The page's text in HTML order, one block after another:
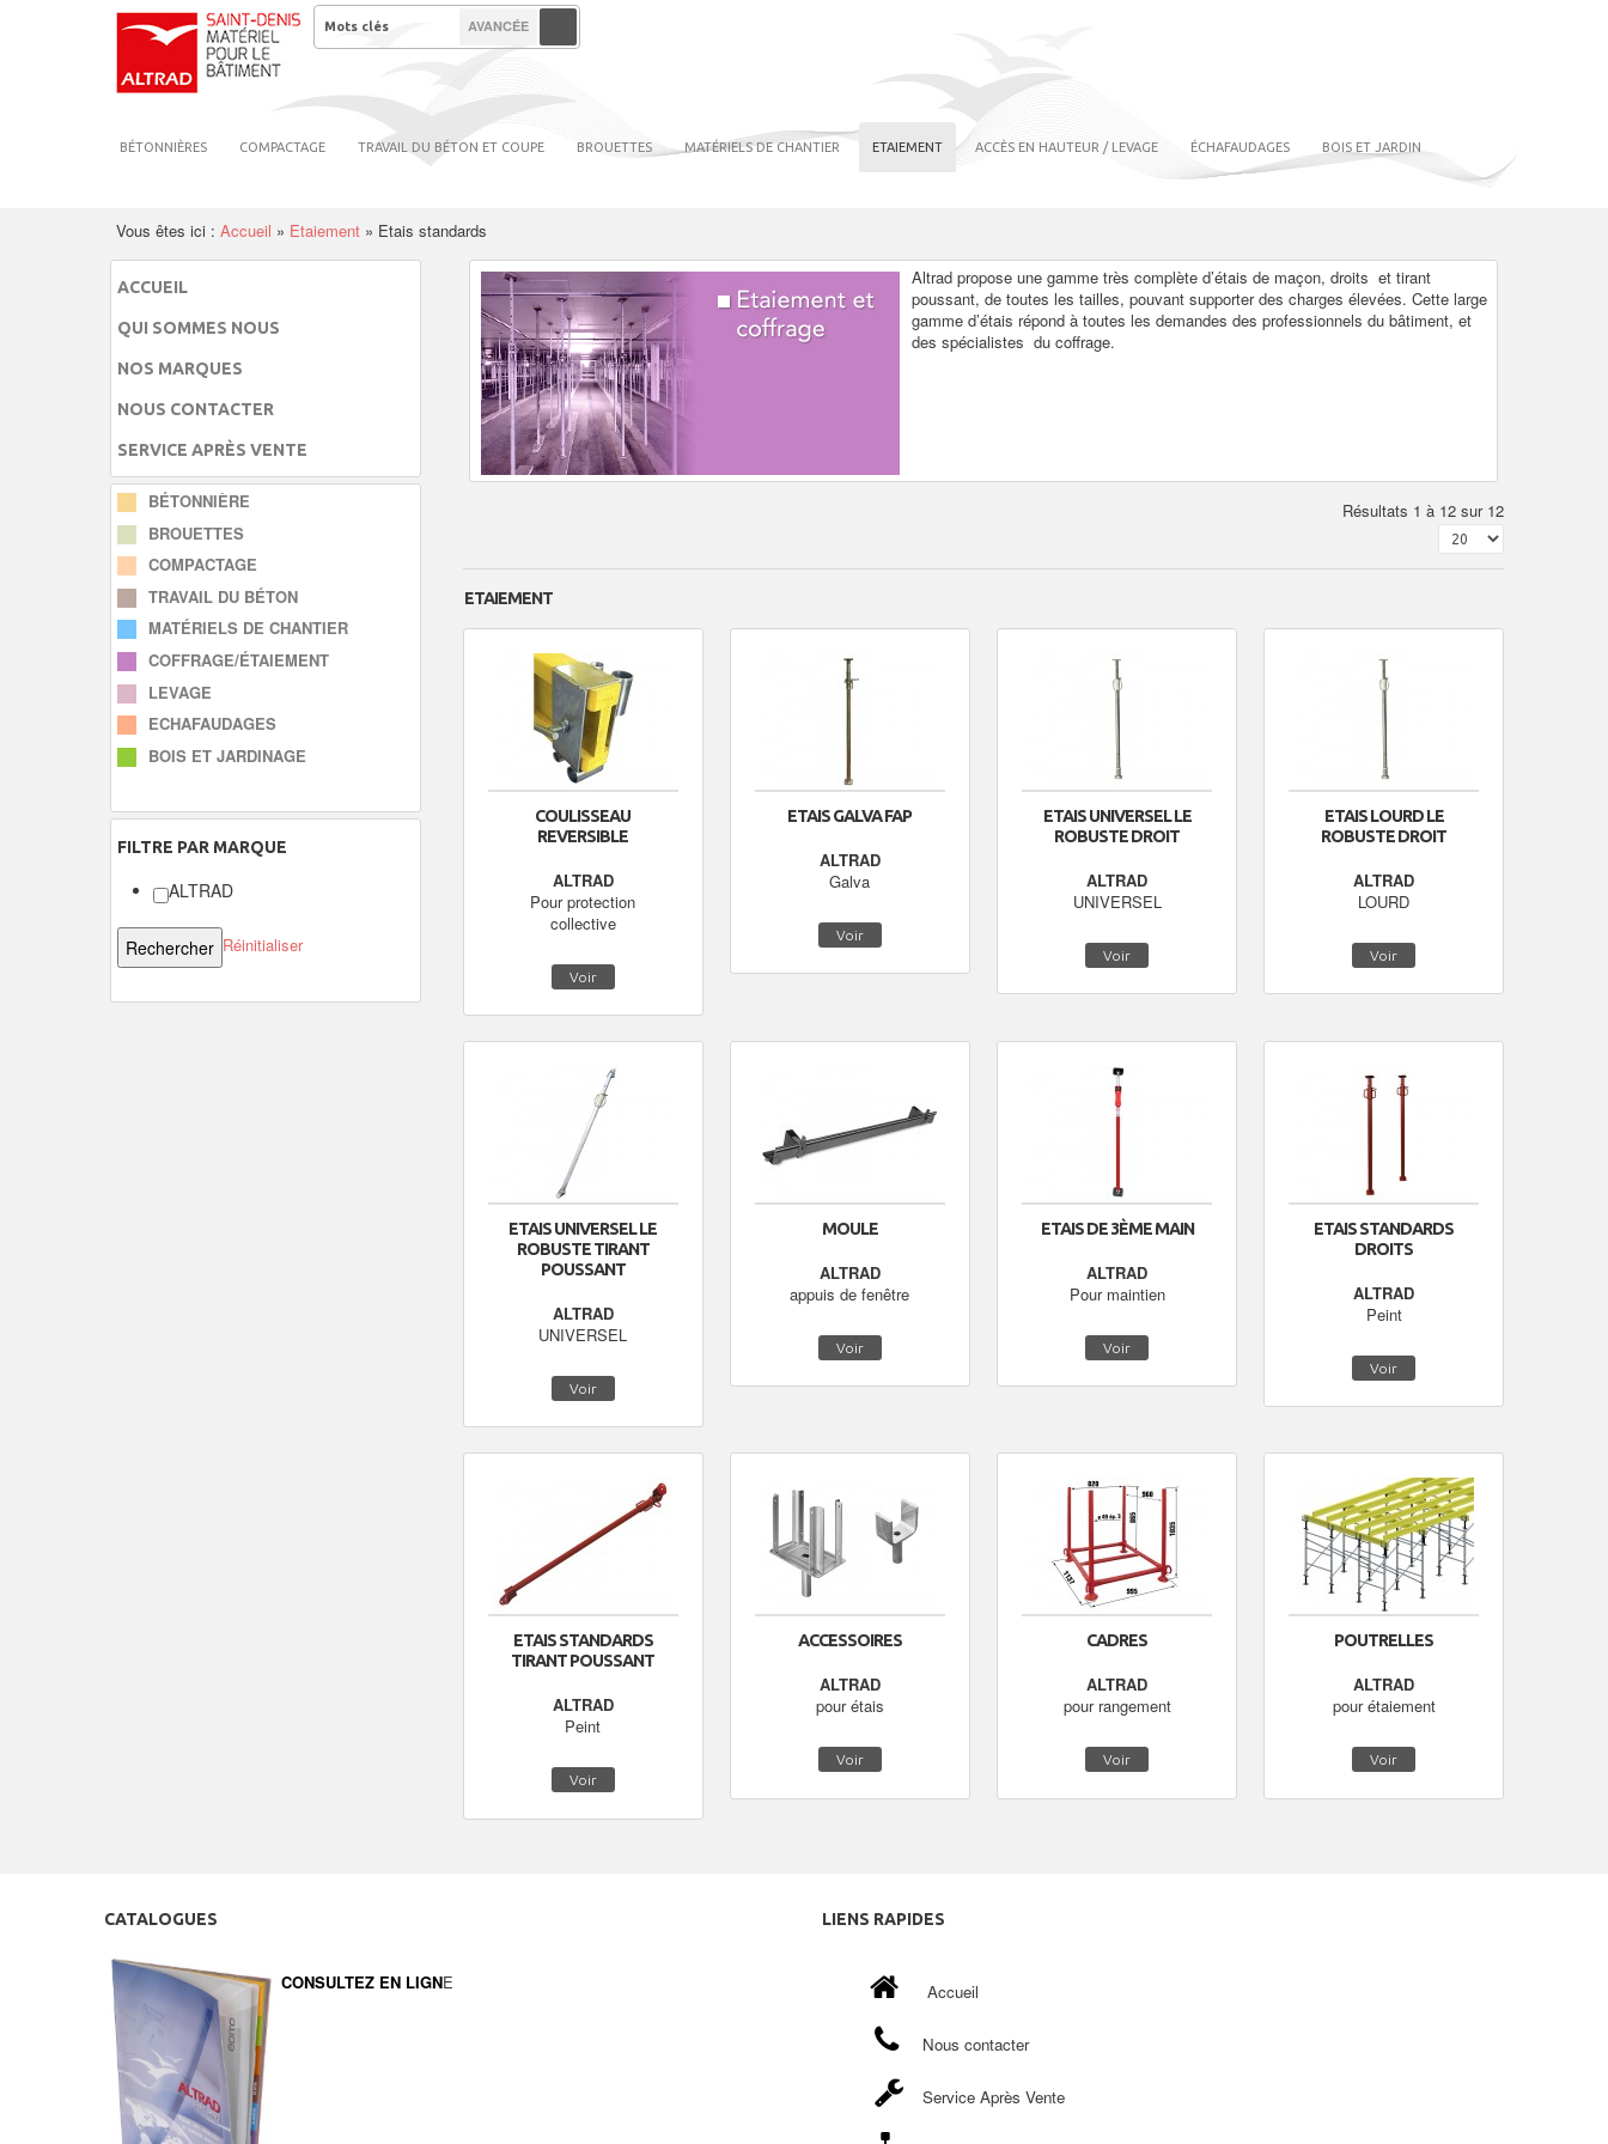
BÉTONNIÈRES COMPACTAGE TRAVAIL DU BÉTON ET COUPE BROUETTES MATÉRIELS DE CHANTIER ETAIEMENT ACCÈS EN HAUTEUR / LEVAGE ÉCHAFAUDAGES BOIS ET JARDIN
AVANCÉE
Vous êtes ici : Accueil » Etaiement » Etais standards
ACCUEIL
QUI SOMMES NOUS
NOS MARQUES
NOUS CONTACTER
SERVICE APRÈS VENTE
BÉTONNIÈRE
BROUETTES
COMPACTAGE
TRAVAIL DU BÉTON
MATÉRIELS DE CHANTIER
COFFRAGE/ÉTAIEMENT
LEVAGE
ECHAFAUDAGES
BOIS ET JARDINAGE
FILTRE PAR MARQUE
ALTRAD
Réinitialiser
Altrad propose une gamme très complète d’étais de maçon, droits et tirant
poussant, de toutes les tailles, pouvant supporter des charges élevées. Cette large
gamme d’étais répond à toutes les demandes des professionnels du bâtiment, et
des spécialistes du coffrage.
Résultats 1 à 12 sur 12
ETAIEMENT
COULISSEAU
REVERSIBLE
ALTRAD
Pour protection
collective
Voir
ETAIS GALVA FAP
ALTRAD
Galva
Voir
ETAIS UNIVERSEL LE
ROBUSTE DROIT
ALTRAD
UNIVERSEL
Voir
ETAIS LOURD LE
ROBUSTE DROIT
ALTRAD
LOURD
Voir
ETAIS UNIVERSEL LE
ROBUSTE TIRANT
POUSSANT
ALTRAD
UNIVERSEL
Voir
MOULE
ALTRAD
appuis de fenêtre
Voir
ETAIS DE 3ÈME MAIN
ALTRAD
Pour maintien
Voir
ETAIS STANDARDS
DROITS
ALTRAD
Peint
Voir
ETAIS STANDARDS
TIRANT POUSSANT
ALTRAD
Peint
Voir
ACCESSOIRES
ALTRAD
pour étais
Voir
CADRES
ALTRAD
pour rangement
Voir
POUTRELLES
ALTRAD
pour étaiement
Voir
CATALOGUES
CONSULTEZ EN LIGNE
LIENS RAPIDES
Accueil
Nous contacter
Service Après Vente